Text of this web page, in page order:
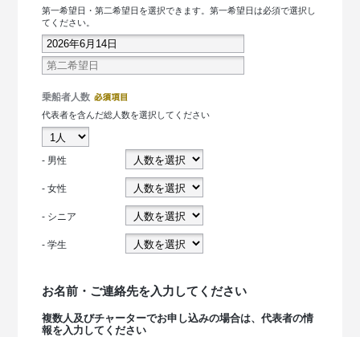
第一希望日・第二希望日を選択できます。第一希望日は必須で選択し
てください。
乗船者人数
代表者を含んだ総人数を選択してください
- 男性
- 女性
- シニア
- 学生
お名前・ご連絡先を入力してください
複数人及びチャーターでお申し込みの場合は、代表者の情
報を入力してください